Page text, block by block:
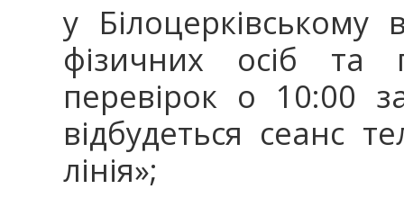
у Білоцерківському
фізичних осіб та
перевірок о 10:00
відбудеться сеанс
лінія»;